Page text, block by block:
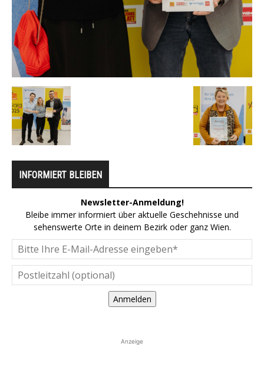
INFORMIERT BLEIBEN
Newsletter-Anmeldung!
Bleibe immer informiert über aktuelle Geschehnisse und
sehenswerte Orte in deinem Bezirk oder ganz Wien.
Anmelden
Anzeige